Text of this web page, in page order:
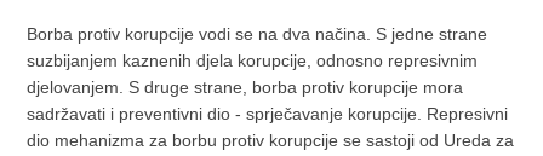
Borba protiv korupcije vodi se na dva načina. S jedne strane
suzbijanjem kaznenih djela korupcije, odnosno represivnim
djelovanjem. S druge strane, borba protiv korupcije mora
sadržavati i preventivni dio - sprječavanje korupcije. Represivni
dio mehanizma za borbu protiv korupcije se sastoji od Ureda za